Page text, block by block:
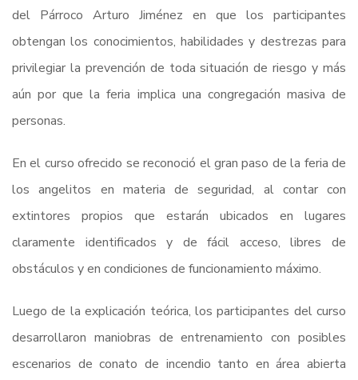
del Párroco Arturo Jiménez en que los participantes
obtengan los conocimientos, habilidades y destrezas para
privilegiar la prevención de toda situación de riesgo y más
aún por que la feria implica una congregación masiva de
personas.
En el curso ofrecido se reconoció el gran paso de la feria de
los angelitos en materia de seguridad, al contar con
extintores propios que estarán ubicados en lugares
claramente identificados y de fácil acceso, libres de
obstáculos y en condiciones de funcionamiento máximo.
Luego de la explicación teórica, los participantes del curso
desarrollaron maniobras de entrenamiento con posibles
escenarios de conato de incendio tanto en área abierta